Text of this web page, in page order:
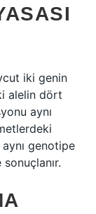
iki genin
alelin dört
aynı
genotipe